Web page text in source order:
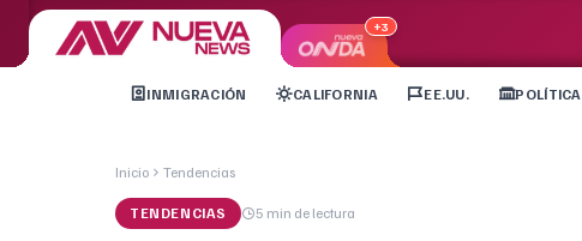
+3
INMIGRACIÓN CALIFORNIA EE.UU. POLÍTICA
Inicio Tendencias
TENDENCIAS 5 min de lectura